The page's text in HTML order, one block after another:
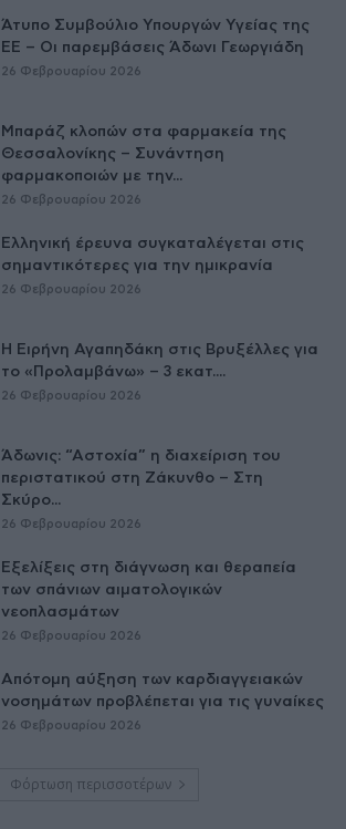
Άτυπο Συμβούλιο Υπουργών Υγείας της
ΕE – Οι παρεμβάσεις Άδωνι Γεωργιάδη
26 Φεβρουαρίου 2026
Μπαράζ κλοπών στα φαρμακεία της
Θεσσαλονίκης – Συνάντηση
φαρμακοποιών με την...
26 Φεβρουαρίου 2026
Ελληνική έρευνα συγκαταλέγεται στις
σημαντικότερες για την ημικρανία
26 Φεβρουαρίου 2026
Η Ειρήνη Αγαπηδάκη στις Βρυξέλλες για
το «Προλαμβάνω» – 3 εκατ....
26 Φεβρουαρίου 2026
Άδωνις: “Αστοχία” η διαχείριση του
περιστατικού στη Ζάκυνθο – Στη
Σκύρο...
26 Φεβρουαρίου 2026
Εξελίξεις στη διάγνωση και θεραπεία
των σπάνιων αιματολογικών
νεοπλασμάτων
26 Φεβρουαρίου 2026
Απότομη αύξηση των καρδιαγγειακών
νοσημάτων προβλέπεται για τις γυναίκες
26 Φεβρουαρίου 2026
Φόρτωση περισσοτέρων